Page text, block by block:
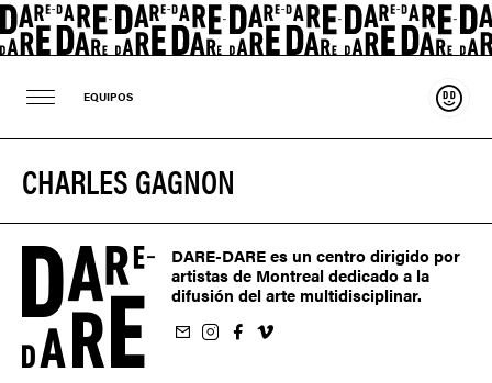
EQUIPOS
CHARLES GAGNON
DARE-DARE es un centro dirigido por
artistas de Montreal dedicado a la
difusión del arte multidisciplinar.
sur Instagram
sur Facebook
nous sur Vimeo